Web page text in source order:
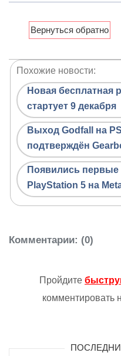
Похожие новости:
Новая бесплатная
стартует 9 декабря
Выход Godfall на
подтверждён
Появились первые
PlayStation 5 на
Комментарии: (0)
Пройдите
комментировать